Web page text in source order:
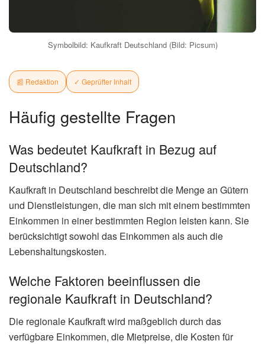
Symbolbild: Kaufkraft Deutschland (Bild: Picsum)
📰 Redaktion ✓ Geprüfter Inhalt
Häufig gestellte Fragen
Was bedeutet Kaufkraft in Bezug auf
Deutschland?
Kaufkraft in Deutschland beschreibt die Menge an Gütern
und Dienstleistungen, die man sich mit einem bestimmten
Einkommen in einer bestimmten Region leisten kann. Sie
berücksichtigt sowohl das Einkommen als auch die
Lebenshaltungskosten.
Welche Faktoren beeinflussen die
regionale Kaufkraft in Deutschland?
Die regionale Kaufkraft wird maßgeblich durch das
verfügbare Einkommen, die Mietpreise, die Kosten für